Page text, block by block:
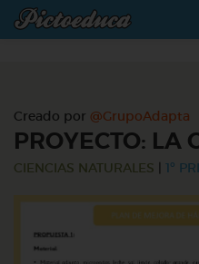
Creado por @GrupoAdapta
PROYECTO: LA
CIENCIAS NATURALES 1º